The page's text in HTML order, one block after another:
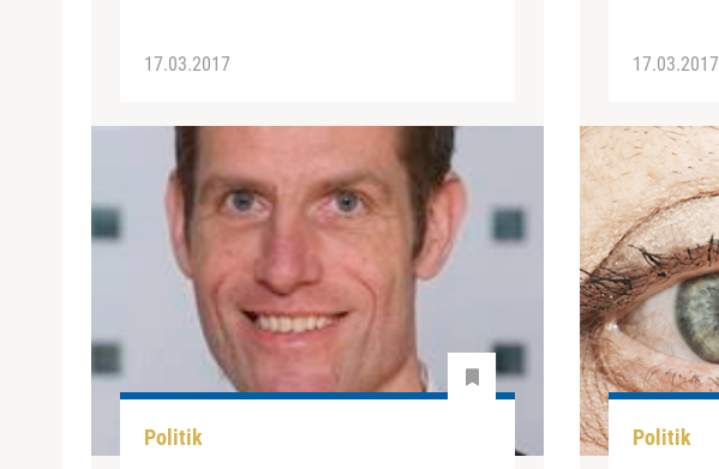
17.03.2017 17.03.2017
Politik Politik